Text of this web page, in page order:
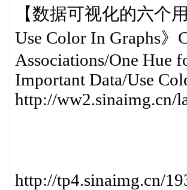
【数据可视化的六个
Use Color In Graphs》
Associations/One Hue
Important Data/Use
http://ww2.sinaimg.cn/
http://tp4.sinaimg.cn/